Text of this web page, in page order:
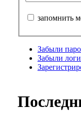
запомнить
Забыли
Забыли